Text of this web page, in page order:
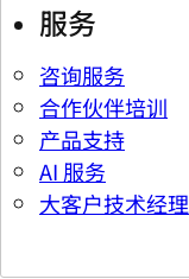
服务
咨询服务
合作伙伴培训
产品支持
AI 服务
大客户技术经理